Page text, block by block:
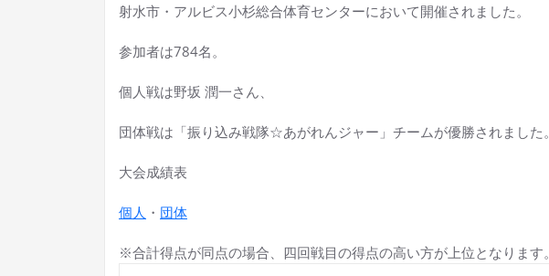
射水市・アルビス小杉総合体育センターにおいて開催されました。
参加者は784名。
個人戦は野坂 潤一さん、
団体戦は「振り込み戦隊☆あがれんジャー」チームが優勝されました。
大会成績表
個人 ・ 団体
※合計得点が同点の場合、四回戦目の得点の高い方が上位となります。